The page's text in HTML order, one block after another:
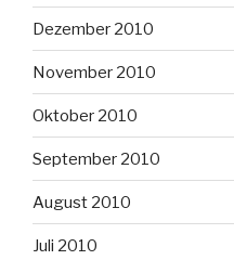
Dezember 2010
November 2010
Oktober 2010
September 2010
August 2010
Juli 2010